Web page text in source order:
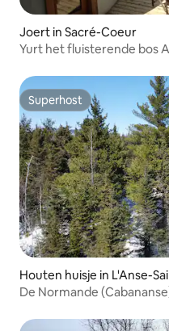
Joert in Sacré-Coeur
Yurt het fluisterende bos
Superhost
Superhost
Houten huisje in L'Anse-
De Normande